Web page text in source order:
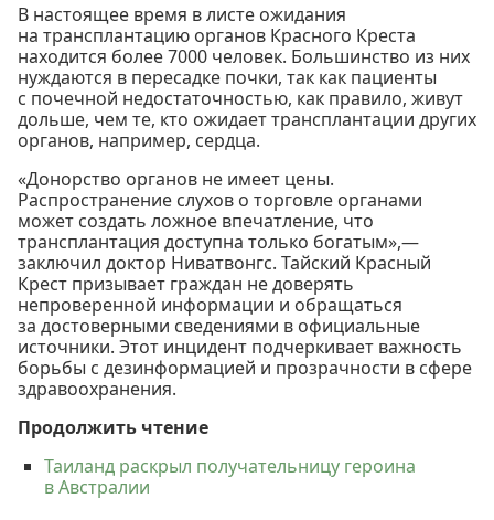
В настоящее время в листе ожидания
на трансплантацию органов Красного Креста
находится более 7000 человек. Большинство из них
нуждаются в пересадке почки, так как пациенты
с почечной недостаточностью, как правило, живут
дольше, чем те, кто ожидает трансплантации других
органов, например, сердца.
«Донорство органов не имеет цены.
Распространение слухов о торговле органами
может создать ложное впечатление, что
трансплантация доступна только богатым»,—
заключил доктор Ниватвонгс. Тайский Красный
Крест призывает граждан не доверять
непроверенной информации и обращаться
за достоверными сведениями в официальные
источники. Этот инцидент подчеркивает важность
борьбы с дезинформацией и прозрачности в сфере
здравоохранения.
Продолжить чтение
Таиланд раскрыл получательницу героина
в Австралии